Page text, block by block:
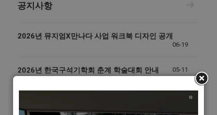
공지사항
2026년 뮤지엄X만나다 사업 워크북 디자인 공개
06-19
2026년 한국구석기학회 춘계 학술대회 안내 05-11